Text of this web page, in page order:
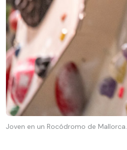
Joven en un Rocódromo de Mallorca.